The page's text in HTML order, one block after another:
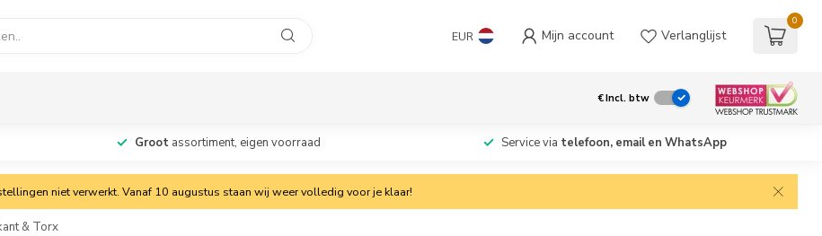
EUR Mijn account Verlanglijst
0
€Incl. btw
Grootassortiment, eigen voorraad Service via telefoon, email en WhatsApp
niet verwerkt. Vanaf 10 augustus staan wij weer volledig voor je klaar!
& Torx